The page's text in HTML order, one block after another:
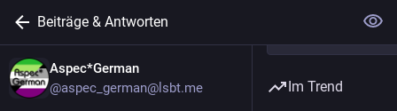
Beiträge & Antworten
Aspec*German
@aspec_german@lsbt.me
Im Trend